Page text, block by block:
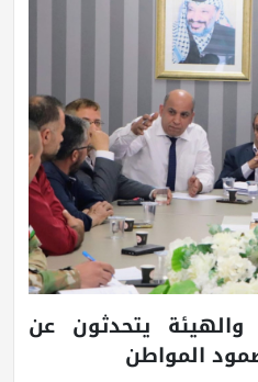
والهيئة يتحدثون عن
المواطن